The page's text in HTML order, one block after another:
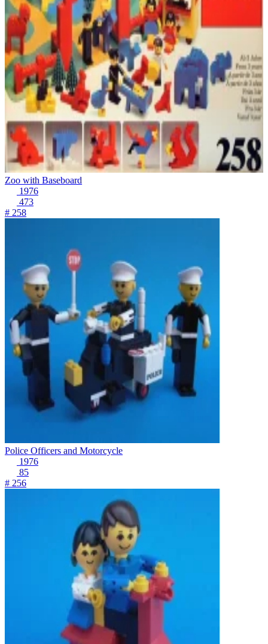
Zoo with Baseboard
1976
473
# 258
Police Officers and Motorcycle
1976
85
# 256